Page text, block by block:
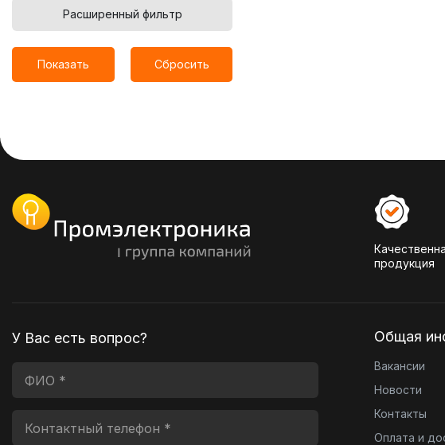
Расширенный фильтр
Показать Сбросить
продукция
У Вас есть вопрос? Общая
Вакансии
Новости
Контакты
Оплата и